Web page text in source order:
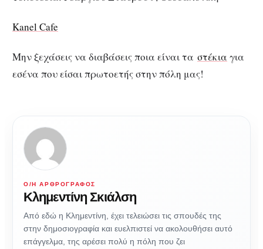
Kanel Cafe
Μην ξεχάσεις να διαβάσεις ποια είναι τα στέκια για
εσένα που είσαι πρωτοετής στην πόλη μας!
Ο/Η ΑΡΘΡΟΓΡΆΦΟΣ
Κλημεντίνη Σκιάλση
Από εδώ η Κλημεντίνη, έχει τελειώσει τις σπουδές της
στην δημοσιογραφία και ευελπιστεί να ακολουθήσει αυτό
επάγγελμα, της αρέσει πολύ η πόλη που ζει